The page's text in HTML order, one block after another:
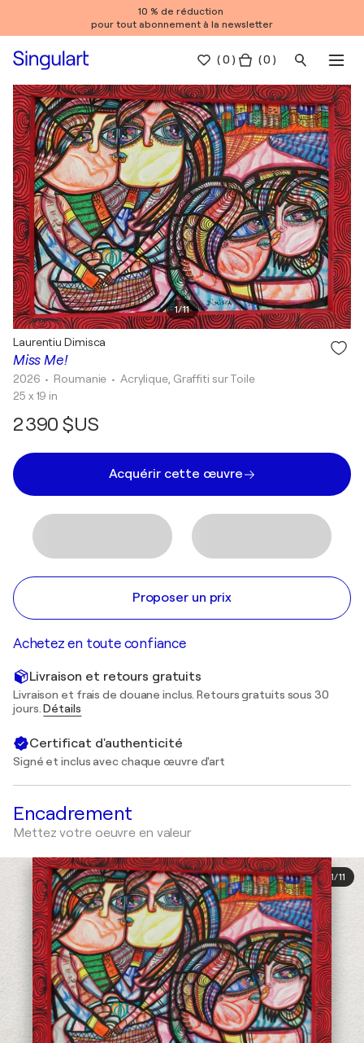
10 % de réduction
pour tout abonnement à la newsletter
(0 ) ( 0 )
1/11
Miss Me!
Laurentiu Dimisca
2026 • Roumanie • Acrylique, Graffiti sur Toile
25 x 19 in
2 390 $US
Acquérir cette œuvre
Proposer un prix
Achetez en toute confiance
Livraison et retours gratuits
Livraison et frais de douane inclus. Retours gratuits sous 30
jours.Détails
Certificat d'authenticité
Signé et inclus avec chaque œuvre d'art
Encadrement
Mettez votre oeuvre en valeur
1/11